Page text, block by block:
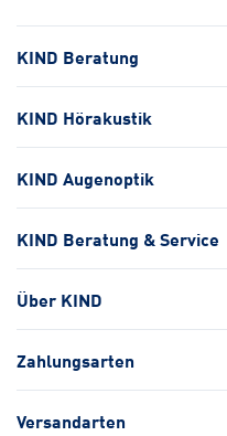
KIND Beratung
KIND Hörakustik
KIND Augenoptik
KIND Beratung & Service
Über KIND
Zahlungsarten
Versandarten